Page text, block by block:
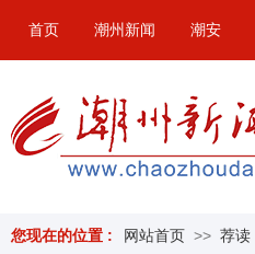
首页 潮州新闻 潮安
您现在的位置 : 网站首页 >> 荐读